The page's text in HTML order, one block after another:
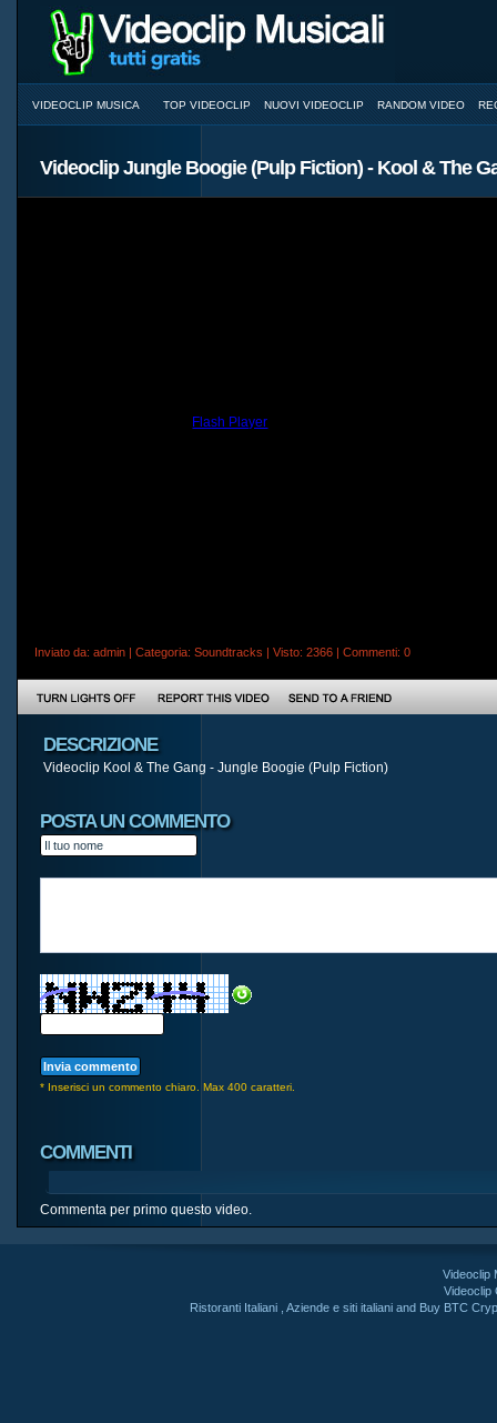
VIDEOCLIP MUSICA TOP VIDEOCLIP NUOVI VIDEOCLIP RANDOM VIDEO
Videoclip Jungle Boogie (Pulp Fiction) - Kool & The
Flash Player
Inviato da: admin | Categoria: Soundtracks | Visto: 2366 | Commenti: 0
DESCRIZIONE
Videoclip Kool & The Gang - Jungle Boogie (Pulp Fiction)
POSTA UN COMMENTO
* Inserisci un commento chiaro. Max 400 caratteri.
COMMENTI
Commenta per primo questo video.
Videoclip
Videoclip
Ristoranti Italiani ,Aziende e siti italiani and Buy BTC